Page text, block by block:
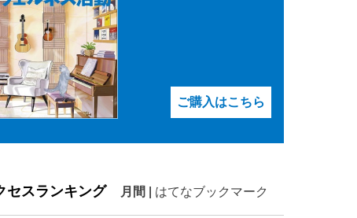
ご購入はこちら
セスランキング 月間 はてなブックマーク